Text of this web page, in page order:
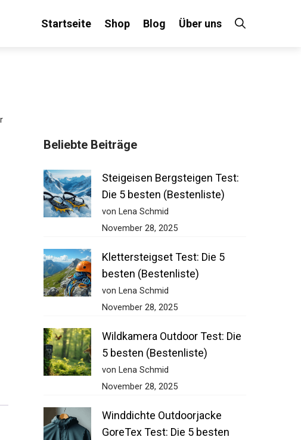
Startseite Shop Blog Über uns
Beliebte Beiträge
Steigeisen Bergsteigen Test:
Die 5 besten (Bestenliste)
von Lena Schmid
November 28, 2025
Klettersteigset Test: Die 5
besten (Bestenliste)
von Lena Schmid
November 28, 2025
Wildkamera Outdoor Test: Die
5 besten (Bestenliste)
von Lena Schmid
November 28, 2025
Winddichte Outdoorjacke
GoreTex Test: Die 5 besten